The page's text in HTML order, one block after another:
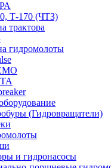
Т-170 (ЧТЗ)
трактора
гидромолоты
(Гидровращатели)
и гидронасосы